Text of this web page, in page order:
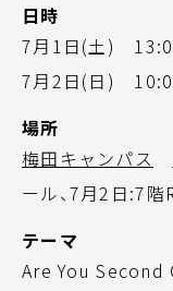
日時
7月1日(土)
7月2日(日)
場所
梅田キャンパス
ール、7月2日:7
テーマ
Are You